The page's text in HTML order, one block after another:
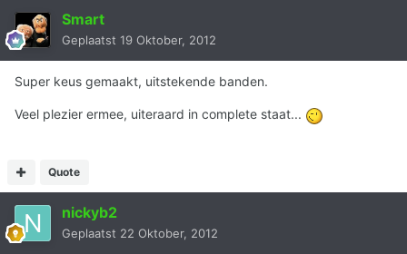
Smart
Geplaatst 19 Oktober, 2012
Super keus gemaakt, uitstekende banden.
Veel plezier ermee, uiteraard in complete staat...
Quote
nickyb2
Geplaatst 22 Oktober, 2012